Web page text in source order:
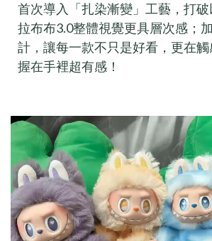
首次導入「扎染漸變」工藝，打破
拉布布3.0整體視覺更具層次感；
計，讓每一款不只是好看，更在觸
握在手裡超有感！